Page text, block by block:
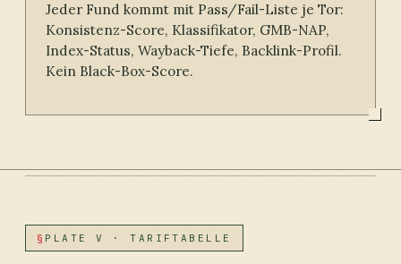
Jeder Fund kommt mit Pass/Fail-Liste je Tor:
Konsistenz-Score, Klassifikator, GMB-NAP,
Index-Status, Wayback-Tiefe, Backlink-Profil.
Kein Black-Box-Score.
§ PLATE V · TARIFTABELLE